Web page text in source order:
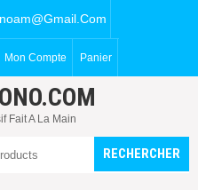
Mon Compte Panier
Fait A La Main